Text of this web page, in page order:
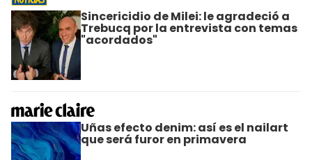
Sincericidio de Milei: le agradeció a
Trebucq por la entrevista con temas
"acordados"
Uñas efecto denim: así es el nailart
que será furor en primavera